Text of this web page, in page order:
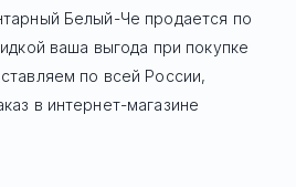
Белый-Че продается по
ваша выгода при покупке
по всей России,
в интернет-магазине